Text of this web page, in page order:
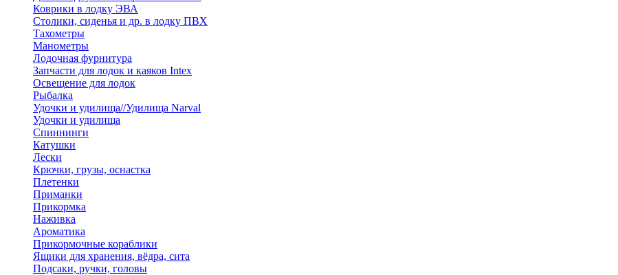
Коврики в лодку ЭВА
Столики, сиденья и др. в лодку ПВХ
Тахометры
Манометры
Лодочная фурнитура
Запчасти для лодок и каяков Intex
Освещение для лодок
Рыбалка
Удочки и удилища//Удилища Narval
Удочки и удилища
Спиннинги
Катушки
Лески
Крючки, грузы, оснастка
Плетенки
Приманки
Прикормка
Наживка
Ароматика
Прикормочные кораблики
Ящики для хранения, вёдра, сита
Подсаки, ручки, головы